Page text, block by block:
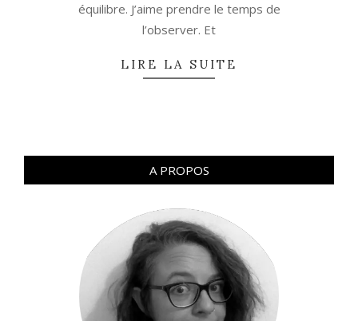
équilibre. J’aime prendre le temps de
l’observer. Et
LIRE LA SUITE
A PROPOS